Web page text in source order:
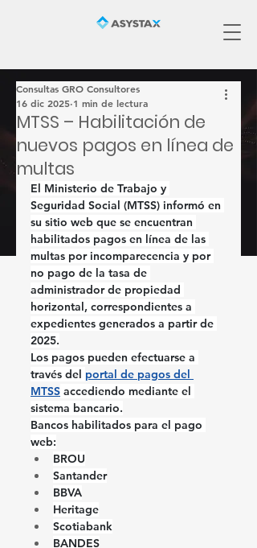
MTSS – Habilitación de
nuevos pagos en línea de
multas
Consultas GRO Consultores
16 dic 2025 1 min de lectura
El Ministerio de Trabajo y
Seguridad Social (MTSS) informó en
su sitio web que se encuentran
habilitados pagos en línea de las
multas por incomparecencia y por
no pago de la tasa de
administrador de propiedad
horizontal, correspondientes a
expedientes generados a partir de
2025.
Los pagos pueden efectuarse a
través del portal de pagos del
MTSS accediendo mediante el
sistema bancario.
Bancos habilitados para el pago
web:
BROU
Santander
BBVA
Heritage
Scotiabank
BANDES